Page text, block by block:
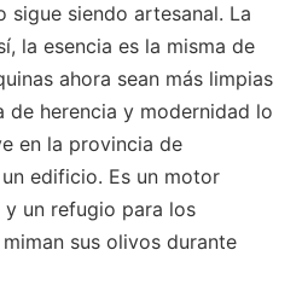
sigue siendo artesanal. La
la esencia es la misma de
ahora sean más limpias
de herencia y modernidad lo
en la provincia de
edificio. Es un motor
un refugio para los
sus olivos durante